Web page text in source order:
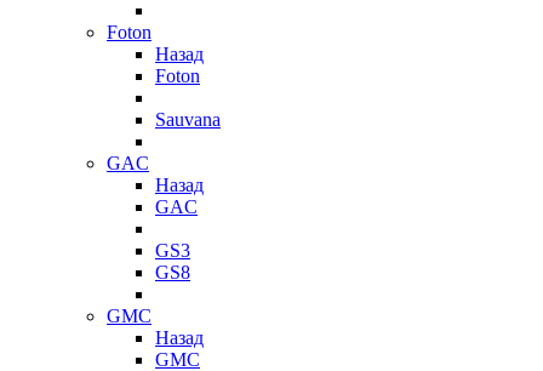
Foton
Назад
Foton
Sauvana
GAC
Назад
GAC
GS3
GS8
GMC
Назад
GMC